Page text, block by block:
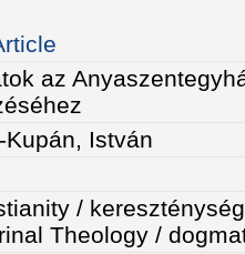
az
Kupán, István
/ kereszténység
Theology /